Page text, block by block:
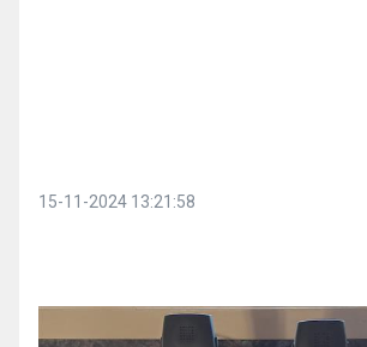
15-11-2024 13:21:58